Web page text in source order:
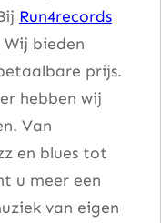
Run4records
bieden
prijs.
hebben wij
Van
en blues tot
u meer een
van eigen